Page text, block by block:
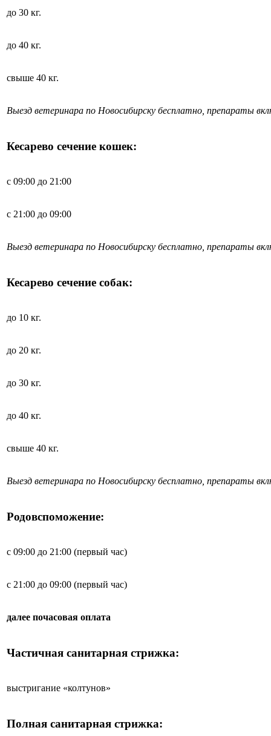
до 30 кг.
до 40 кг.
свыше 40 кг.
Выезд ветеринара по Новосибирску бесплатно, препараты
Кесарево сечение кошек:
с 09:00 до 21:00
с 21:00 до 09:00
Выезд ветеринара по Новосибирску бесплатно, препараты
Кесарево сечение собак:
до 10 кг.
до 20 кг.
до 30 кг.
до 40 кг.
свыше 40 кг.
Выезд ветеринара по Новосибирску бесплатно, препараты
Родовспоможение:
с 09:00 до 21:00 (первый час)
с 21:00 до 09:00 (первый час)
далее почасовая оплата
Частичная санитарная стрижка:
выстригание «колтунов»
Полная санитарная стрижка: